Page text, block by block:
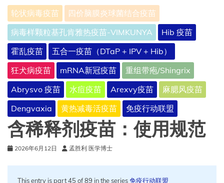
作
用、
常
见
问
题
解
答
及
更
多
信
息
轮状病毒疫苗
四价脑膜炎球菌结合疫苗
病毒样颗粒基孔肯雅热疫苗-VIMKUNYA
Hib 疫苗
霍乱疫苗
五合一疫苗（DTaP + IPV + Hib）
狂犬病疫苗
mRNA新冠疫苗
重组带疱/Shingrix
Abrysvo 疫苗
水痘疫苗 Arexvy疫苗
麻腮风疫苗
Dengvaxia
黄热减毒活疫苗 免疫行动联盟
含稀释剂疫苗：使用规范
2026年6月12日 孟胜利 医学博士
This entry is part 45 of 89 in the series免疫行动联盟